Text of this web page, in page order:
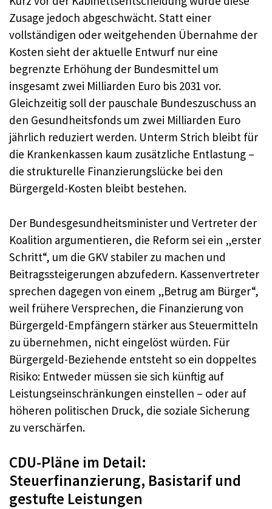
Zusage jedoch abgeschwächt. Statt einer
vollständigen oder weitgehenden Übernahme der
Kosten sieht der aktuelle Entwurf nur eine
begrenzte Erhöhung der Bundesmittel um
insgesamt zwei Milliarden Euro bis 2031 vor.
Gleichzeitig soll der pauschale Bundeszuschuss an
den Gesundheitsfonds um zwei Milliarden Euro
jährlich reduziert werden. Unterm Strich bleibt für
die Krankenkassen kaum zusätzliche Entlastung –
die strukturelle Finanzierungslücke bei den
Bürgergeld-Kosten bleibt bestehen.
Der Bundesgesundheitsminister und Vertreter der
Koalition argumentieren, die Reform sei ein „erster
Schritt“, um die GKV stabiler zu machen und
Beitragssteigerungen abzufedern. Kassenvertreter
sprechen dagegen von einem „Betrug am Bürger“,
weil frühere Versprechen, die Finanzierung von
Bürgergeld-Empfängern stärker aus Steuermitteln
zu übernehmen, nicht eingelöst würden. Für
Bürgergeld-Beziehende entsteht so ein doppeltes
Risiko: Entweder müssen sie sich künftig auf
Leistungseinschränkungen einstellen – oder auf
höheren politischen Druck, die soziale Sicherung
zu verschärfen.
CDU-Pläne im Detail:
Steuerfinanzierung, Basistarif und
gestufte Leistungen